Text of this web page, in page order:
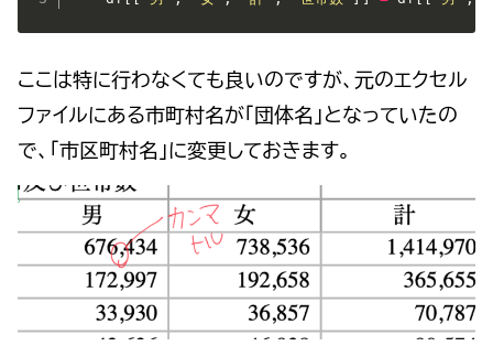
ここは特に行わなくても良いのですが、元のエクセル
ファイルにある市町村名が「団体名」となっていたの
で、「市区町村名」に変更しておきます。